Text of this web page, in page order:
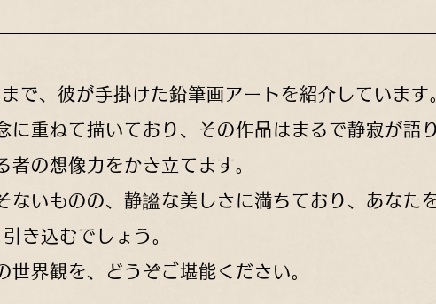
、彼が手掛けた鉛筆画アートを紹介しています
重ねて描いており、その作品はまるで静寂が語
者の想像力をかき立てます。
ないものの、静謐な美しさに満ちており、あなた
き込むでしょう。
世界観を、どうぞご堪能ください。